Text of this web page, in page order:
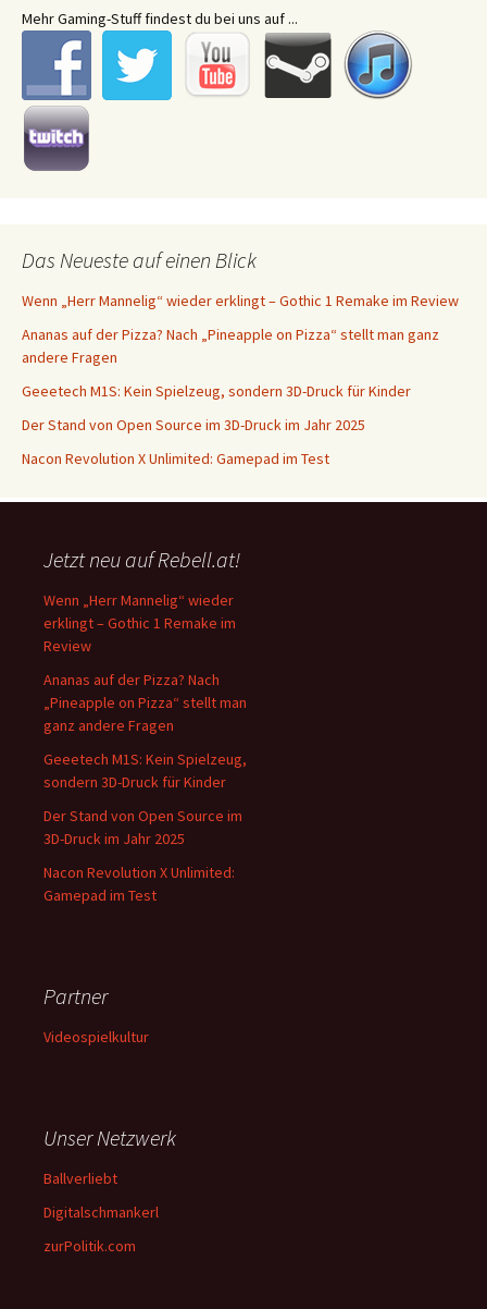
Mehr Gaming-Stuff findest du bei uns auf ...
Das Neueste auf einen Blick
Wenn „Herr Mannelig“ wieder erklingt – Gothic 1 Remake im Review
Ananas auf der Pizza? Nach „Pineapple on Pizza“ stellt man ganz
andere Fragen
Geeetech M1S: Kein Spielzeug, sondern 3D-Druck für Kinder
Der Stand von Open Source im 3D-Druck im Jahr 2025
Nacon Revolution X Unlimited: Gamepad im Test
Jetzt neu auf Rebell.at!
Wenn „Herr Mannelig“ wieder
erklingt – Gothic 1 Remake im
Review
Ananas auf der Pizza? Nach
„Pineapple on Pizza“ stellt man
ganz andere Fragen
Geeetech M1S: Kein Spielzeug,
sondern 3D-Druck für Kinder
Der Stand von Open Source im
3D-Druck im Jahr 2025
Nacon Revolution X Unlimited:
Gamepad im Test
Partner
Videospielkultur
Unser Netzwerk
Ballverliebt
Digitalschmankerl
zurPolitik.com